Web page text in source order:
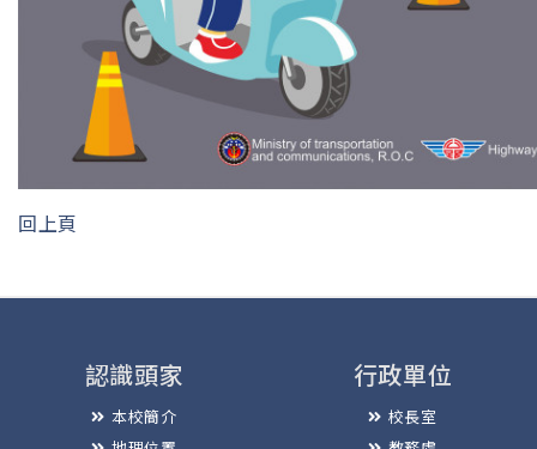
回上頁
認識頭家
本校簡介
行政單位
校長室